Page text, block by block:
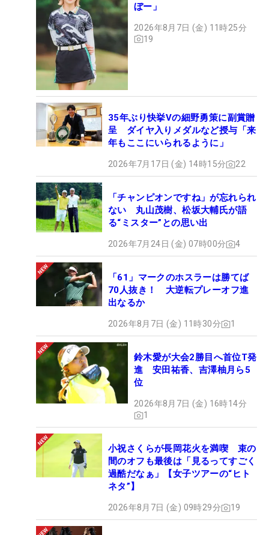
ぼー」
2026年8月7日 (金) 11時25分
19
35年ぶり快挙Vの細野勇策に副賞贈
呈 ダイヤ入りメダルなど授与「来
年もここにいられるように」
2026年7月17日 (金) 14時15分 22
「チャンピオンですね」が忘れられ
ない 丸山茂樹、松坂大輔氏が語
る“ミスター”との思い出
2026年7月24日 (金) 07時00分 4
「61」マークのホスラーは勝てば
70人抜き！ 大逆転プレーオフ進
出なるか
2026年8月7日 (金) 11時30分 1
鈴木愛が大会2勝目へ首位T発
進 安田祐香、吉澤柚月ら5
位
2026年8月7日 (金) 16時14分
1
小祝さくらが長岡花火を満喫 束の
間のオフも最後は「見るってすごく
過酷だなぁ」【女子ツアーの“ヒト
ネタ”】
2026年8月7日 (金) 09時29分 19